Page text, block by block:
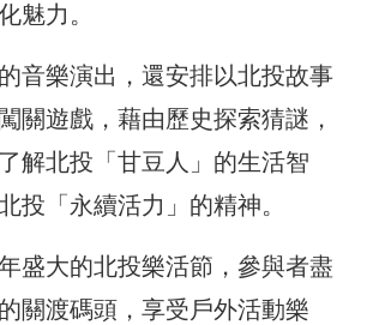
魅力。
音樂演出，還安排以北投故事
關遊戲，藉由歷史探索猜謎，
解北投「甘豆人」的生活智
投「永續活力」的精神。
盛大的北投樂活節，參與者盡
關渡碼頭，享受戶外活動樂